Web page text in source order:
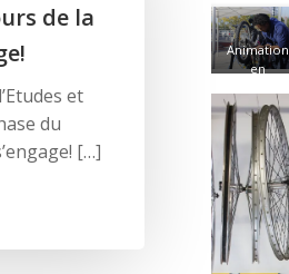
de la
et
du
[…]
Animation
en